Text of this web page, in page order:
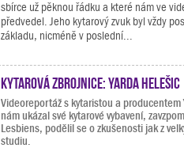
sbírce už pěknou řádku a které nám ve
předvedel. Jeho kytarový zvuk byl vždy
základu, nicméně v poslední...
Kytarová zbrojnice: Yarda Helešic
Videoreportáž s kytaristou a producentem
nám ukázal své kytarové vybavení,
Lesbiens, podělil se o zkušenosti jak z
studiu.